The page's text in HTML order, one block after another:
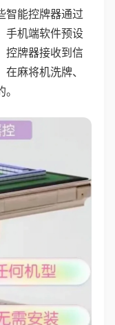
智能控牌器通过
手机端软件预设
控牌器接收到信
麻将机洗牌、